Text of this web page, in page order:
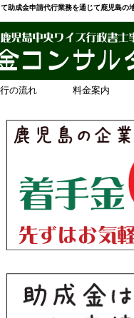
成金申請代行業務を通じて鹿児島の
の流れ 料金案内